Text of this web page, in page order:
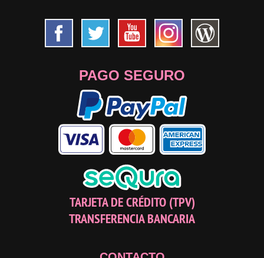
PAGO SEGURO
TARJETA DE CRÉDITO (TPV)
TRANSFERENCIA BANCARIA